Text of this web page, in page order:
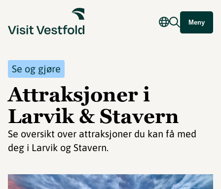
Meny
Se og gjøre
Attraksjoner i
Larvik & Stavern
Se oversikt over attraksjoner du kan få med
deg i Larvik og Stavern.